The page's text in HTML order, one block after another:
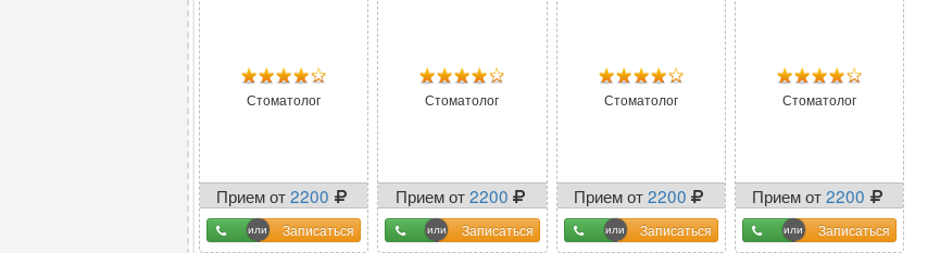
Стоматолог
Прием от2200
Записаться
Стоматолог
Прием от2200
Записаться
Стоматолог
Прием от2200
Записаться
Стоматолог
Прием от2200
Записаться